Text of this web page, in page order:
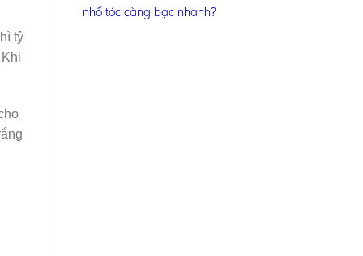
tỷ
nhổ tóc càng bạc nhanh?